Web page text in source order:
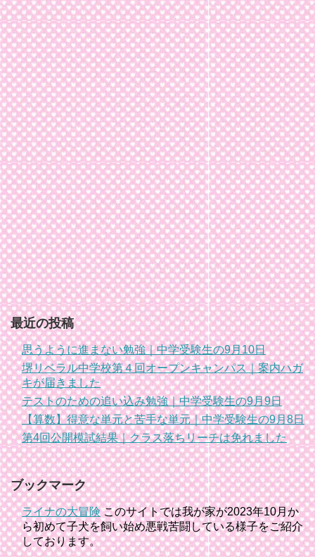
最近の投稿
思うように進まない勉強｜中学受験生の9月10日
堺リベラル中学校第４回オープンキャンパス｜案内ハガ
キが届きました
テストのための追い込み勉強｜中学受験生の9月9日
【算数】得意な単元と苦手な単元｜中学受験生の9月8日
第4回公開模試結果｜クラス落ちリーチは免れました
ブックマーク
ライナの大冒険このサイトでは我が家が2023年10月か
ら初めて子犬を飼い始め悪戦苦闘している様子をご紹介
しております。